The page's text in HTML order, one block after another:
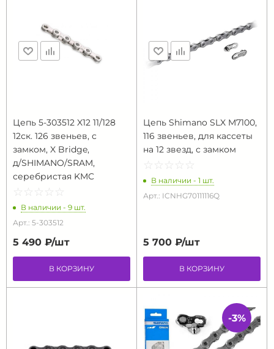
Цепь 5-303512 X12 11/128
12ск. 126 звеньев, с
замком, X Bridge,
д/SHIMANO/SRAM,
серебристая KMC
☆ ☆ ☆ ☆ ☆
★ ★ ★ ★ ★
В наличии - 9 шт.
Арт.: 5-303512
5 490 ₽/шт
В КОРЗИНУ
Цепь Shimano SLX M7100,
116 звеньев, для кассеты
на 12 звезд, с замком
☆ ☆ ☆ ☆ ☆
★ ★ ★ ★ ★
В наличии - 1 шт.
Арт.: ICNHG70111116Q
5 700 ₽/шт
В КОРЗИНУ
-3%